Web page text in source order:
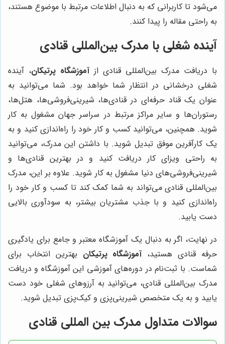
می‌شود تا کاربرانی که به دنبال اطلاعات مرتبط با موضوع هستند،
به راحتی مقاله را پیدا کنند.
آینده شغلی با مدرک بین‌المللی قنادی
با دریافت مدرک بین‌المللی قنادی ازآموزشگاه پرتیکان، آینده
شغلی درخشانی در انتظار شما خواهد بود. شما می‌توانید به
عنوان یک قناد حرفه‌ای در قنادی‌ها، شیرینی‌فروشی‌ها، هتل‌ها،
رستوران‌ها و سایر مراکز مرتبط در سراسر جهان مشغول به کار
شوید. همچنین، می‌توانید کسب و کار خود را راه‌اندازی کنید و به
یک کارآفرین موفق تبدیل شوید. با داشتن این مدرک، می‌توانید
به راحتی ویزای کار دریافت کنید و در بهترین قنادی‌ها و
شیرینی‌فروشی‌های دنیا مشغول به کار شوید. علاوه بر این، مدرک
بین‌المللی قنادی می‌تواند به شما کمک کند تا کسب و کار خود را
راه‌اندازی کنید و با جذب مشتریان بیشتر، به سودآوری بالایی
دست یابید.
در نهایت، اگر به دنبال یک آموزشگاه معتبر و جامع برای یادگیری
حرفه قنادی هستید،آموزشگاه پرتیکان بهترین انتخاب برای
شماست. با ثبت‌نام در دوره‌های آموزشی این آموزشگاه و دریافت
مدرک بین‌المللی قنادی، می‌توانید به آرزوهای شغلی خود دست
یابید و به یک متخصص شیرینی‌پزی و کیک‌پزی تبدیل شوید.
سوالات متداول مدرک بین المللی قنادی